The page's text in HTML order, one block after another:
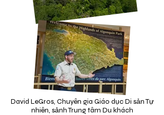
David LeGros, Chuyên gia Giáo dục Di sản Tự
nhiên, sảnh Trung tâm Du khách